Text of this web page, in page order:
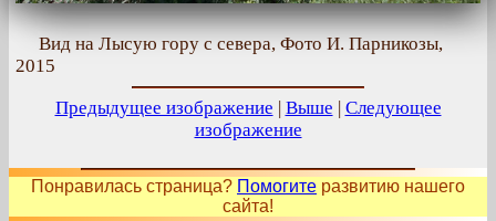
Вид на Лысую гору с севера, Фото И. Парникозы,
2015
Предыдущее изображение | Выше | Следующее
изображение
Понравилась страница? Помогите развитию нашего
сайта!